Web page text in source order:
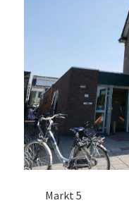
Markt 5